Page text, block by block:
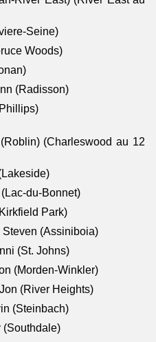
Seine)
Woods)
(Radisson)
(Charleswood au 12
du-Bonnet)
Park)
(Assiniboia)
(St. Johns)
(Morden-Winkler)
(River Heights)
(Steinbach)
(Southdale)